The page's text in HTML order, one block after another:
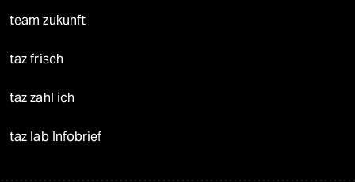
team zukunft
taz frisch
taz zahl ich
taz lab Infobrief